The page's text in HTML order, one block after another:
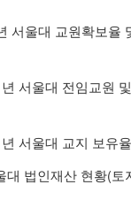
서울대 교원확보율
년 서울대 전임교원
년 서울대 교지 보유
대 법인재산 현황(토